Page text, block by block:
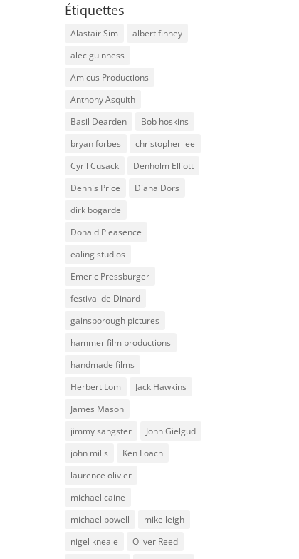
Étiquettes
Alastair Sim
albert finney
alec guinness
Amicus Productions
Anthony Asquith
Basil Dearden
Bob hoskins
bryan forbes
christopher lee
Cyril Cusack
Denholm Elliott
Dennis Price
Diana Dors
dirk bogarde
Donald Pleasence
ealing studios
Emeric Pressburger
festival de Dinard
gainsborough pictures
hammer film productions
handmade films
Herbert Lom
Jack Hawkins
James Mason
jimmy sangster
John Gielgud
john mills
Ken Loach
laurence olivier
michael caine
michael powell
mike leigh
nigel kneale
Oliver Reed